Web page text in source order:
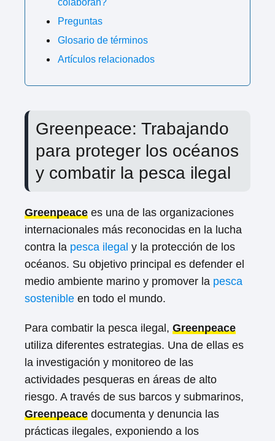
colaboran?
Preguntas
Glosario de términos
Artículos relacionados
Greenpeace: Trabajando
para proteger los océanos
y combatir la pesca ilegal
Greenpeace es una de las organizaciones
internacionales más reconocidas en la lucha
contra la pesca ilegal y la protección de los
océanos. Su objetivo principal es defender el
medio ambiente marino y promover la pesca
sostenible en todo el mundo.
Para combatir la pesca ilegal, Greenpeace
utiliza diferentes estrategias. Una de ellas es
la investigación y monitoreo de las
actividades pesqueras en áreas de alto
riesgo. A través de sus barcos y submarinos,
Greenpeace documenta y denuncia las
prácticas ilegales, exponiendo a los